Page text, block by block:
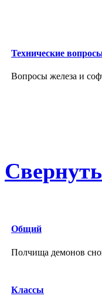
Технические
Вопросы железа и
Общий
Полчища демонов
Классы